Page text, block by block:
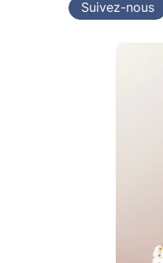
Suivez-nous